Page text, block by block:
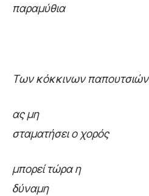
παραμύθια
Των κόκκινων παπουτσιών
ας μη
σταματήσει ο χορός
μπορεί τώρα η
δύναμη